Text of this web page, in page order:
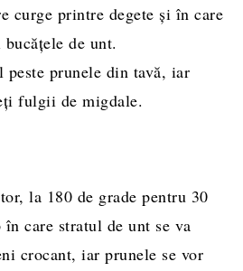
curge printre degete și în care
de unt.
peste prunele din tavă, iar
fulgii de migdale.
la 180 de grade pentru 30
care stratul de unt se va
crocant, iar prunele se vor